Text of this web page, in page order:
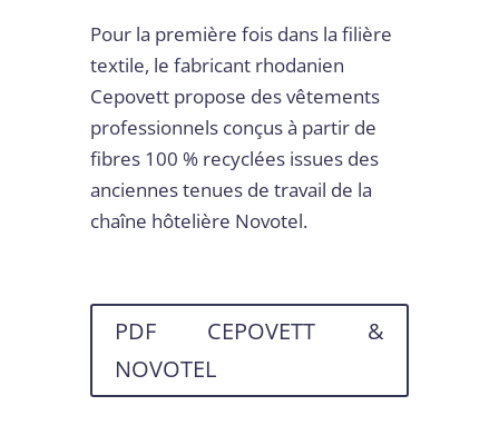
Pour la première fois dans la filière
textile, le fabricant rhodanien
Cepovett propose des vêtements
professionnels conçus à partir de
fibres 100 % recyclées issues des
anciennes tenues de travail de la
chaîne hôtelière Novotel.
PDF CEPOVETT &
NOVOTEL